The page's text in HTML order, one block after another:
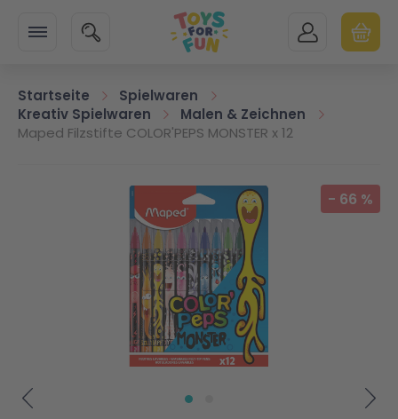
SUCHE MEIN KONTO
Startseite
Spielwaren
Kreativ Spielwaren
Malen & Zeichnen
Maped Filzstifte COLOR'PEPS MONSTER x 12
Zum Ende der Bildgalerie springen - 66 %